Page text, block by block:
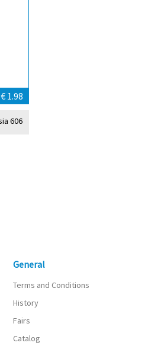
€ 1.98
606
General
Terms and Conditions
History
Fairs
Catalog